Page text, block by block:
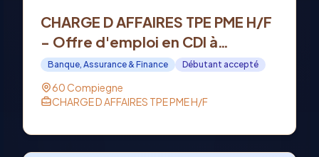
CHARGE D AFFAIRES TPE PME H/F
- Offre d'emploi en CDI à
COMPIEGNE (60)
Banque, Assurance & Finance Débutant accepté
60 Compiegne
CHARGE D AFFAIRES TPE PME H/F